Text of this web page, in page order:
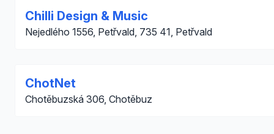
Chilli Design & Music
Nejedlého 1556, Petřvald, 735 41, Petřvald
ChotNet
Chotěbuzská 306, Chotěbuz